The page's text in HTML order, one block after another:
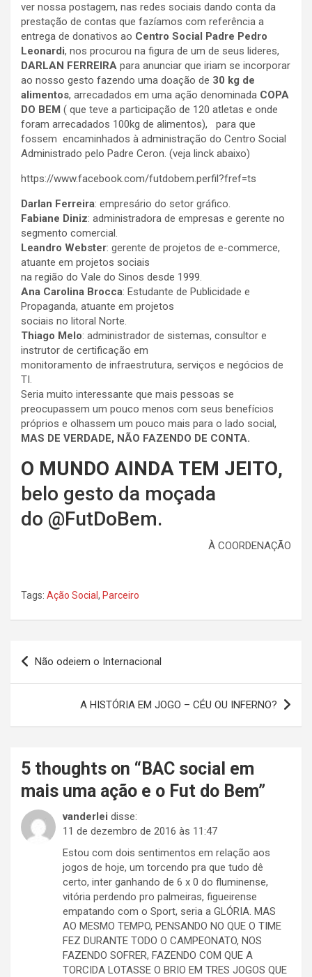
ver nossa postagem, nas redes sociais dando conta da
prestação de contas que fazíamos com referência a
entrega de donativos ao Centro Social Padre Pedro
Leonardi, nos procurou na figura de um de seus lideres,
DARLAN FERREIRA para anunciar que iriam se incorporar
ao nosso gesto fazendo uma doação de 30 kg de
alimentos, arrecadados em uma ação denominada COPA
DO BEM ( que teve a participação de 120 atletas e onde
foram arrecadados 100kg de alimentos), para que
fossem encaminhados à administração do Centro Social
Administrado pelo Padre Ceron. (veja linck abaixo)
https://www.facebook.com/futdobem.perfil?fref=ts
Darlan Ferreira: empresário do setor gráfico.
Fabiane Diniz: administradora de empresas e gerente no
segmento comercial.
Leandro Webster: gerente de projetos de e-commerce,
atuante em projetos sociais
na região do Vale do Sinos desde 1999.
Ana Carolina Brocca: Estudante de Publicidade e
Propaganda, atuante em projetos
sociais no litoral Norte.
Thiago Melo: administrador de sistemas, consultor e
instrutor de certificação em
monitoramento de infraestrutura, serviços e negócios de
TI.
Seria muito interessante que mais pessoas se
preocupassem um pouco menos com seus benefícios
próprios e olhassem um pouco mais para o lado social,
MAS DE VERDADE, NÃO FAZENDO DE CONTA.
O MUNDO AINDA TEM JEITO,
belo gesto da moçada
do @FutDoBem.
À COORDENAÇÃO
Tags: Ação Social , Parceiro
Navegação
de
Não odeiem o Internacional
A HISTÓRIA EM JOGO – CÉU OU INFERNO?
5 thoughts on “ BAC social em
mais uma ação e o Fut do Bem”
vanderlei disse:
11 de dezembro de 2016 às 11:47
Estou com dois sentimentos em relação aos
jogos de hoje, um torcendo pra que tudo dê
certo, inter ganhando de 6 x 0 do fluminense,
vitória perdendo pro palmeiras, figueirense
empatando com o Sport, seria a GLÓRIA. MAS
AO MESMO TEMPO, PENSANDO NO QUE O TIME
FEZ DURANTE TODO O CAMPEONATO, NOS
FAZENDO SOFRER, FAZENDO COM QUE A
TORCIDA LOTASSE O BRIO EM TRES JOGOS QUE